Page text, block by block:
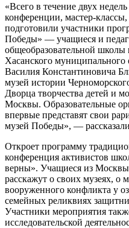
«Всего в течение двух
конференции, мастер-
подготовили участники
Победы» — учащиеся и
общеобразовательной школы
Хасанского
Василия Константиновича
музей истории
Дворца творчества детей и
Москвы. Образовательные
впервые представят свои
музей Победы», —
Откроет программу
конференция активистов
верны». Учащиеся из
расскажут о своих музеях, о
вооруженного конфликта у
семейных реликвиях
Участники мероприятия
исследовательской